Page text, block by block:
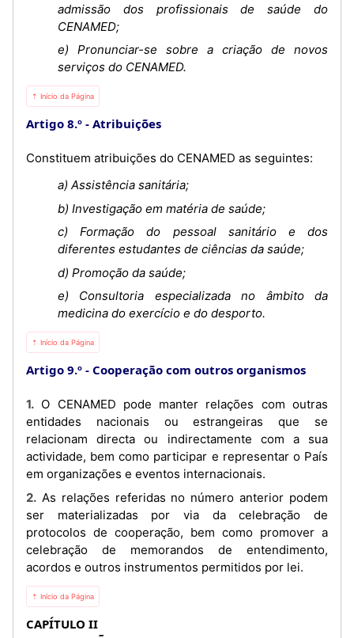
admissão dos profissionais de saúde do
CENAMED;
e) Pronunciar-se sobre a criação de novos
serviços do CENAMED.
⇡ Início da Página
Artigo 8.º Atribuições
Constituem atribuições do CENAMED as seguintes:
a) Assistência sanitária;
b) Investigação em matéria de saúde;
c) Formação do pessoal sanitário e dos
diferentes estudantes de ciências da saúde;
d) Promoção da saúde;
e) Consultoria especializada no âmbito da
medicina do exercício e do desporto.
⇡ Início da Página
Artigo 9.º Cooperação com outros organismos
1. O CENAMED pode manter relações com outras
entidades nacionais ou estrangeiras que se
relacionam directa ou indirectamente com a sua
actividade, bem como participar e representar o País
em organizações e eventos internacionais.
2. As relações referidas no número anterior podem
ser materializadas por via da celebração de
protocolos de cooperação, bem como promover a
celebração de memorandos de entendimento,
acordos e outros instrumentos permitidos por lei.
⇡ Início da Página
CAPÍTULO II